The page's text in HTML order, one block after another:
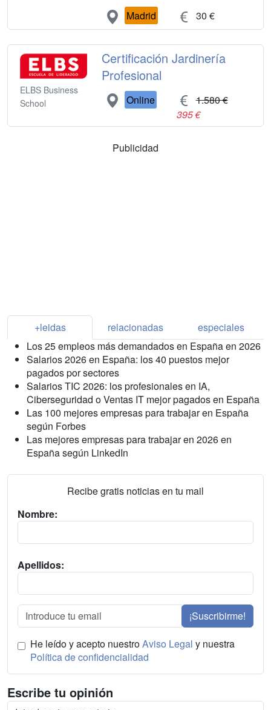
Madrid 30 €
ELBS Business
School
Certificación Jardinería
Profesional
Online
1.580 €
395 €
Publicidad
+leidas relacionadas
especiales
Los 25 empleos más demandados en España en 2026
Salarios 2026 en España: los 40 puestos mejor
pagados por sectores
Salarios TIC 2026: los profesionales en IA,
Ciberseguridad o Ventas IT mejor pagados en España
Las 100 mejores empresas para trabajar en España
según Forbes
Las mejores empresas para trabajar en 2026 en
España según LinkedIn
Recibe gratis noticias en tu mail
Nombre:
Apellidos:
¡Suscribirme!
He leído y acepto nuestroAviso Legal y nuestra
Política de confidencialidad
Escribe tu opinión